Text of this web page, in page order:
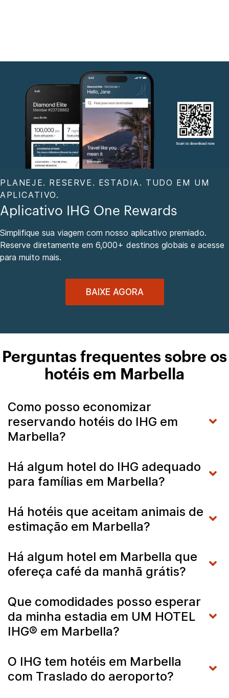
PLANEJE. RESERVE. ESTADIA. TUDO EM UM
APLICATIVO.
Aplicativo IHG One Rewards
Simplifique sua viagem com nosso aplicativo premiado.
Reserve diretamente em 6,000+ destinos globais e acesse
para muito mais.
BAIXE AGORA
Perguntas frequentes sobre os
hotéis em Marbella
Como posso economizar
reservando hotéis do IHG em
Marbella?
Há algum hotel do IHG adequado
para famílias em Marbella?
Há hotéis que aceitam animais de
estimação em Marbella?
Há algum hotel em Marbella que
ofereça café da manhã grátis?
Que comodidades posso esperar
da minha estadia em UM HOTEL
IHG® em Marbella?
O IHG tem hotéis em Marbella
com Traslado do aeroporto?